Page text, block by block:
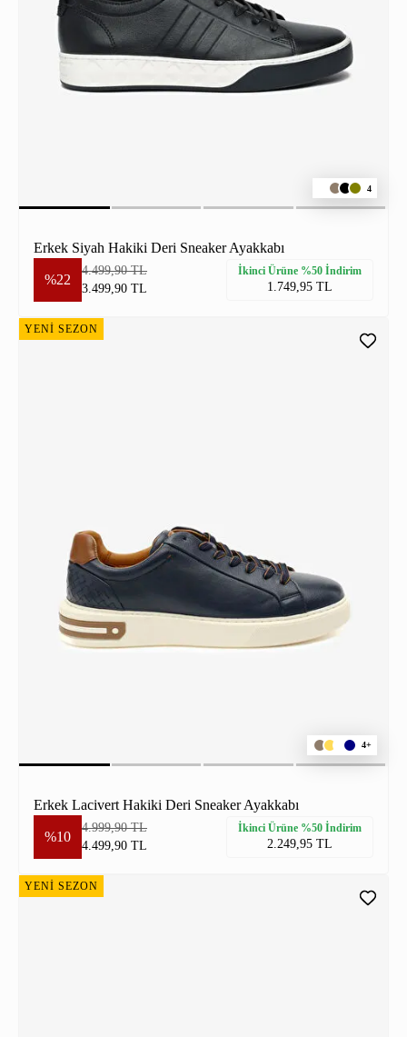
4
Erkek Siyah Hakiki Deri Sneaker Ayakkabı
%22
4.499,90 TL
3.499,90 TL
İkinci Ürüne %50 İndirim
1.749,95 TL
YENİ SEZON
4+
Erkek Lacivert Hakiki Deri Sneaker Ayakkabı
%10
4.999,90 TL
4.499,90 TL
İkinci Ürüne %50 İndirim
2.249,95 TL
YENİ SEZON